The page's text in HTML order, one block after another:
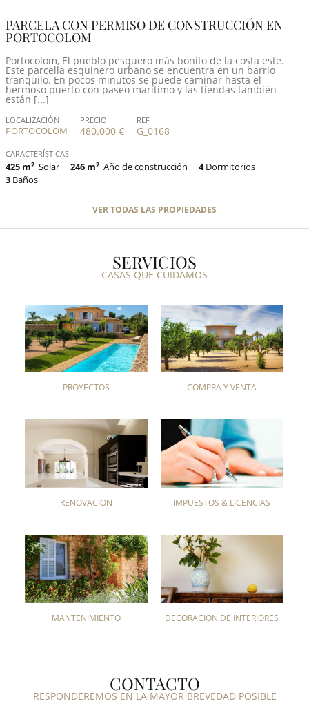
PARCELA CON PERMISO DE CONSTRUCCIÓN EN
PORTOCOLOM
Portocolom, El pueblo pesquero más bonito de la costa este.
Este parcella esquinero urbano se encuentra en un barrio
tranquilo. En pocos minutos se puede caminar hasta el
hermoso puerto con paseo marítimo y las tiendas también
están [...]
LOCALIZACIÓN
PORTOCOLOM
PRECIO
480.000 €
REF
G_0168
CARACTERÍSTICAS
425 m2 Solar 246 m2 Año de construcción 4Dormitorios
3 Baños
VER TODAS LAS PROPIEDADES
SERVICIOS
CASAS QUE CUIDAMOS
PROYECTOS COMPRA Y VENTA
RENOVACIÓN IMPUESTOS & LICENCIAS
MANTENIMIENTO DECORACIÓN DE INTERIORES
CONTACTO
RESPONDEREMOS EN LA MAYOR BREVEDAD POSIBLE